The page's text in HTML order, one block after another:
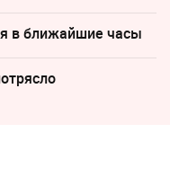
в ближайшие часы